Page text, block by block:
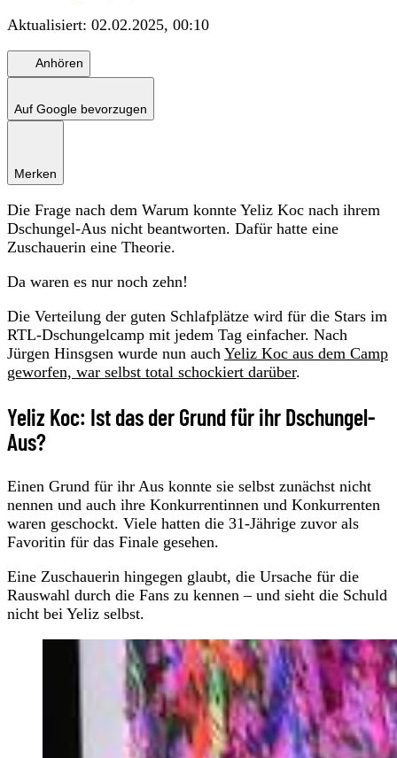
Aktualisiert: 02.02.2025, 00:10
Anhören
Auf Google bevorzugen
Merken
Die Frage nach dem Warum konnte Yeliz Koc nach ihrem
Dschungel-Aus nicht beantworten. Dafür hatte eine
Zuschauerin eine Theorie.
Da waren es nur noch zehn!
Die Verteilung der guten Schlafplätze wird für die Stars im
RTL-Dschungelcamp mit jedem Tag einfacher. Nach
Jürgen Hinsgsen wurde nun auch Yeliz Koc aus dem Camp
geworfen, war selbst total schockiert darüber.
Yeliz Koc: Ist das der Grund für ihr Dschungel-
Aus?
Einen Grund für ihr Aus konnte sie selbst zunächst nicht
nennen und auch ihre Konkurrentinnen und Konkurrenten
waren geschockt. Viele hatten die 31-Jährige zuvor als
Favoritin für das Finale gesehen.
Eine Zuschauerin hingegen glaubt, die Ursache für die
Rauswahl durch die Fans zu kennen – und sieht die Schuld
nicht bei Yeliz selbst.